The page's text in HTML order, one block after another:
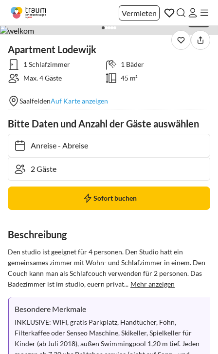
Vermieten
Apartment Lodewijk
1 Schlafzimmer
1 Bäder
Max. 4 Gäste
45 m²
SaalfeldenAuf Karte anzeigen
Bitte Daten und Anzahl der Gäste auswählen
Anreise- Abreise
Sofort buchen
Beschreibung
Den studio ist geeignet für 4 personen. Den Studio hatt ein
gemeinsames zimmer mit Wohn- und Schlafzimmer in einem. Den
Couch kann man als Schlafcouch verwenden für 2 personen. Das
Badezimmer ist im studio, euern privat... Mehr anzeigen
Besondere Merkmale
INKLUSIVE: WIFI, gratis Parkplatz, Handtücher, Föhn,
Filterkaffee oder Senseo Maschine, Skikeller, Spielkeller für
Kinder (ab Juli 2018), außen Swimmingpool 1,20 m tief. Jeden